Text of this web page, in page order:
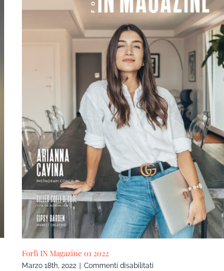
Forlì IN Magazine 01 2022
Marzo 18th, 2022 Commenti disabilitatisu